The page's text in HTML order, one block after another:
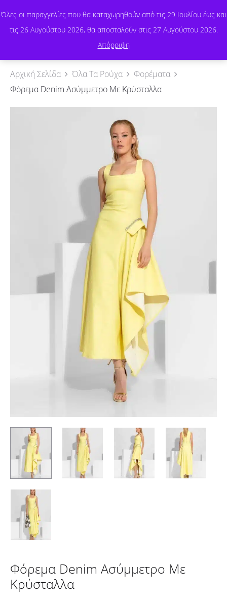
Όλες οι παραγγελίες που θα καταχωρηθούν από τις 29 Ιουλίου έως και
τις 26 Αυγούστου 2026, θα αποσταλούν στις 27 Αυγούστου 2026.
Απόρριψη
Αρχική Σελίδα Όλα Τα Ρούχα
Φορέματα
Φόρεμα Denim Ασύμμετρο Με Κρύσταλλα
Φόρεμα Denim Ασύμμετρο Με
Κρύσταλλα